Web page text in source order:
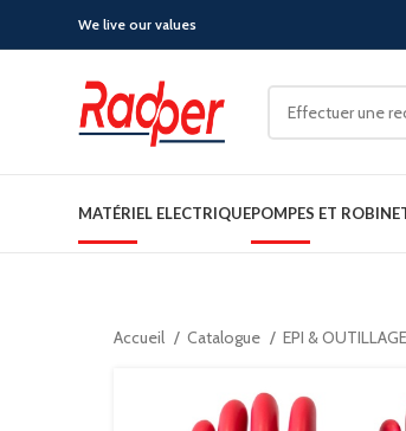
We live our values
MATÉRIEL ELECTRIQUEPOMPES ET
Accueil Catalogue EPI & OUTILLAGE